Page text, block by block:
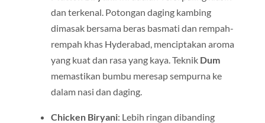
dan terkenal. Potongan daging kambing
dimasak bersama beras basmati dan rempah-
rempah khas Hyderabad, menciptakan aroma
yang kuat dan rasa yang kaya. Teknik Dum
memastikan bumbu meresap sempurna ke
dalam nasi dan daging.
Chicken Biryani: Lebih ringan dibanding